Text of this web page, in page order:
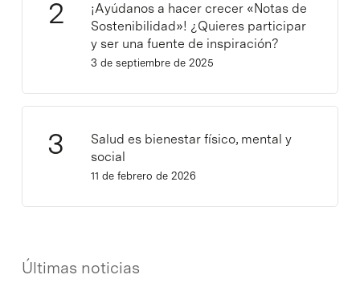
¡Ayúdanos a hacer crecer «Notas de
Sostenibilidad»! ¿Quieres participar
y ser una fuente de inspiración?
3 de septiembre de 2025
Salud es bienestar físico, mental y
social
11 de febrero de 2026
Últimas noticias